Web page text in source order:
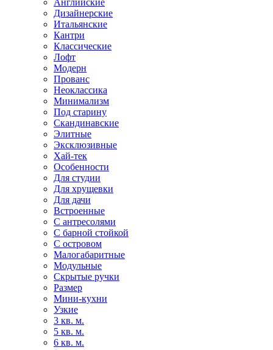
Английские
Дизайнерские
Итальянские
Кантри
Классические
Лофт
Модерн
Прованс
Неоклассика
Минимализм
Под старину
Скандинавские
Элитные
Эксклюзивные
Хай-тек
Особенности
Для студии
Для хрущевки
Для дачи
Встроенные
С антресолями
С барной стойкой
С островом
Малогабаритные
Модульные
Скрытые ручки
Размер
Мини-кухни
Узкие
3 кв. м.
5 кв. м.
6 кв. м.